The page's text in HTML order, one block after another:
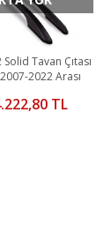
Tavan Çıtası
2022 Arası
TL